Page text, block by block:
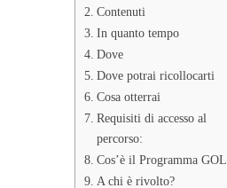
Contenuti
In quanto tempo
Dove
Dove potrai ricollocarti
Cosa otterrai
Requisiti di accesso al
percorso:
Cos’è il Programma GOL
A chi è rivolto?